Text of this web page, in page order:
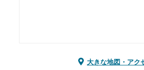
大きな地図・アク